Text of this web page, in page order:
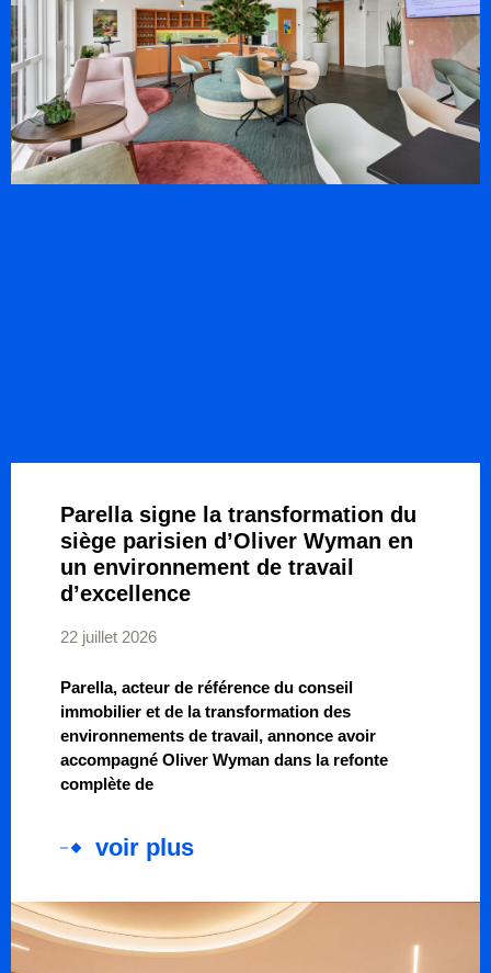
Parella signe la transformation du
siège parisien d’Oliver Wyman en
un environnement de travail
d’excellence
22 juillet 2026
Parella, acteur de référence du conseil
immobilier et de la transformation des
environnements de travail, annonce avoir
accompagné Oliver Wyman dans la refonte
complète de
voir plus